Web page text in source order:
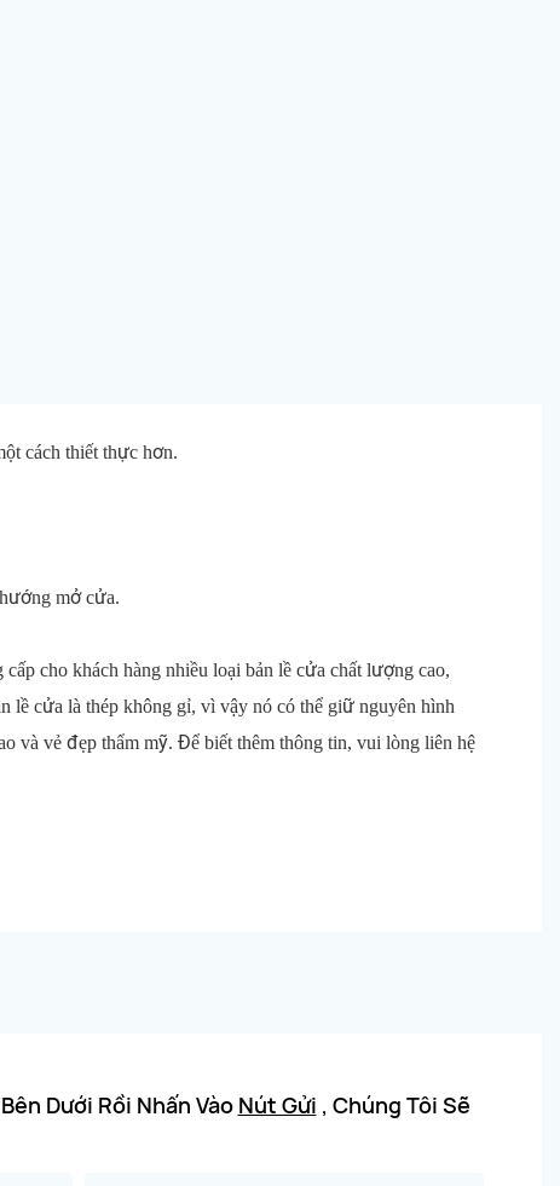
cách thiết thực hơn.
mở cửa.
cho khách hàng nhiều loại bản lề cửa chất lượng cao,
lề cửa là thép không gỉ, vì vậy nó có thể giữ nguyên hình
và vẻ đẹp thẩm mỹ. Để biết thêm thông tin, vui lòng liên hệ
Dưới Rồi Nhấn Vào Nút Gửi , Chúng Tôi Sẽ